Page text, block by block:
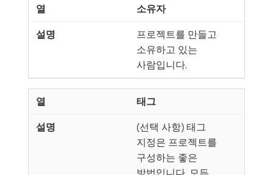
소유자
프로젝트를 만들고
소유하고 있는
사람입니다.
태그
(선택 사항) 태그
지정은 프로젝트를
구성하는 좋은